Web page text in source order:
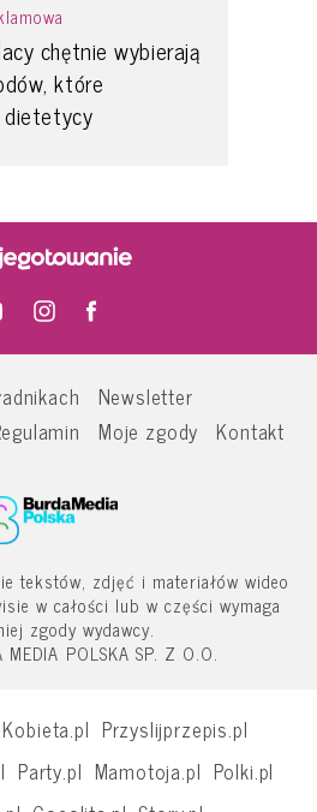
chętnie wybierają
które
Newsletter
Moje zgody Kontakt
tekstów, zdjęć i materiałów wideo
w całości lub w części wymaga
zgody wydawcy.
POLSKA SP. Z O.O.
Kobieta.pl Przyslijprzepis.pl
Party.pl Mamotoja.pl Polki.pl